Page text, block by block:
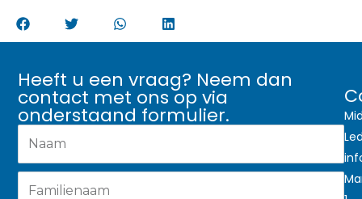
Heeft u een vraag? Neem dan
contact met ons op via
onderstaand formulier.